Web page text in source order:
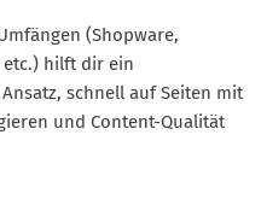
(Shopware,
etc.) hilft dir ein
schnell auf Seiten mit
und Content-Qualität